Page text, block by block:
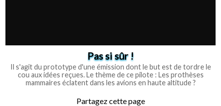
Pas si sûr !
Il s'agit du prototype d'une émission dont le but est de tordre le
cou aux idées reçues. Le thème de ce pilote : Les prothèses
mammaires éclatent dans les avions en haute altitude ?
Partagez cette page